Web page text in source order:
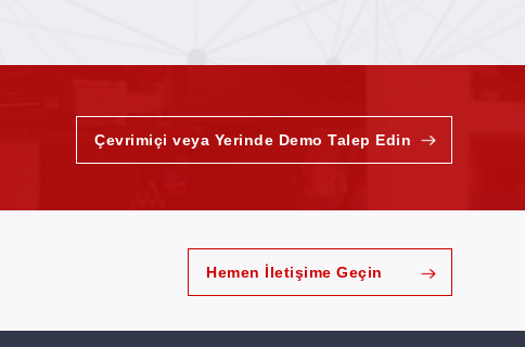
Çevrimiçi veya Yerinde Demo Talep Edin
Hemen İletişime Geçin